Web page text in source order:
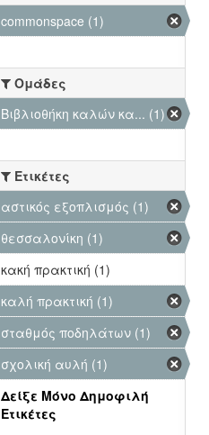
commonspace (1)
Ομάδες
Βιβλιοθήκη καλών κα... (1)
Ετικέτες
αστικός εξοπλισμός (1)
θεσσαλονίκη (1)
κακή πρακτική (1)
καλή πρακτική (1)
σταθμός ποδηλάτων (1)
σχολική αυλή (1)
Δείξε Μόνο Δημοφιλή
Ετικέτες